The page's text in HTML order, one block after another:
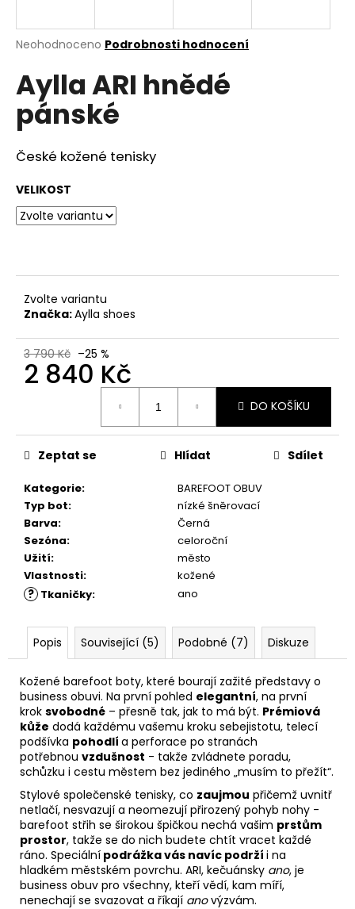
Průměrné
produktu
je
5
hvězdiček.
Neohodnoceno Podrobnosti hodnocení
Aylla ARI hnědé
pánské
České kožené tenisky
VELIKOST
Zvolte variantu
Značka:Aylla shoes
3 790 Kč –25 %
2 840 Kč
DO KOŠÍKU
Kategorie:
BAREFOOT OBUV
Typ bot:
nízké šněrovací
Barva:
Černá
Sezóna:
celoroční
Užití:
město
Vlastnosti: kožené
? Tkaničky: ano
Zeptat se Hlídat Sdílet
Popis Související (5) Podobné (7) Diskuze
Kožené barefoot boty, které bourají zažité představy o
business obuvi. Na první pohled elegantní, na první
krok svobodné – přesně tak, jak to má být. Prémiová
kůže dodá každému vašemu kroku sebejistotu, telecí
podšívka pohodlí a perforace po stranách
potřebnou vzdušnost - takže zvládnete poradu,
schůzku i cestu městem bez jediného „musím to přežít“.
Stylové společenské tenisky, co zaujmou přičemž uvnitř
netlačí, nesvazují a neomezují přirozený pohyb nohy -
barefoot střih se širokou špičkou nechá vašim prstům
prostor, takže se do nich budete chtít vracet každé
ráno. Speciální podrážka vás navíc podrží i na
hladkém městském povrchu. ARI, kečuánsky ano, je
business obuv pro všechny, kteří vědí, kam míří,
nenechají se svazovat a říkají ano výzvám.
j
t
?
o
o
u
č
u
COMBI
CLEAN
&
CARE
200
ML
289
Kč